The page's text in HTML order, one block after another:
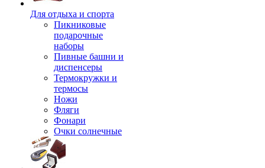
Для отдыха и спорта
Пикниковые
подарочные
наборы
Пивные башни и
диспенсеры
Термокружки и
термосы
Ножи
Фляги
Фонари
Очки солнечные